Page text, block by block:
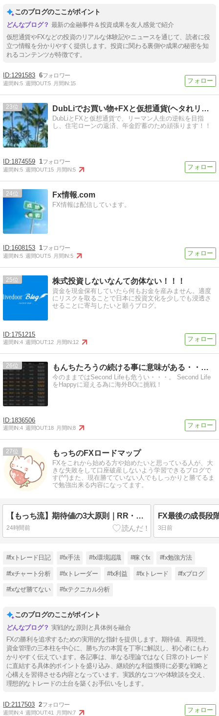
このブログのここがポイント
最新の金融事件＆投資成果を友人感覚で紹介
仮想通貨やFXなどの投資のリアルな体験記やニュースを通じて、読者に役
立つ情報を分かりやすく提供します。投資に関わる裏側や成果の秘密を知
れるコンテンツが特徴です。
1291583 6
週間IN:5 週間OUT:5 月間IN:15
23 DubLiでお買い物+FXと仮想通貨(ヘタれリーマン勝ち組へ
DubLiとFXと仮想通貨で、リーマン人生の逆転を目指
し、住宅ローンの返済、年金貯蓄のため頑張ります！！
1874559 1
週間IN:5 週間OUT:15 月間IN:5
24 Fx情報.com
FX情報は配信しています。
1608153 1
週間IN:5 週間OUT:5 月間IN:5
25 株式投資しないなんて勿体ない！！！
資金を現金保有していたら何もお金を産みません。適度
にリスクを取ることで日本に投資文化を少しでも浸透さ
せることに寄与したいと願うブログ。
1751215
週間IN:4 週間OUT:12 月間IN:12
26 もんちたろうの続ける事に意味がある・・・！
今のままではSecond Lifeも危うい・・・。 Second Life
をHappyに迎える為に海外BOに挑戦！
1836506
週間IN:4 週間OUT:18 月間IN:8
27 もっちのFXロードマップ
FXをこれから始める方や始めたいと思っている人が、大
きな失敗をして口座破産しないよう学習できるブログで
す(^^)また、現在勝てていない人でもしっかりと勝てるま
で勉強出来る内容になってます。
【もっち流】期待値の3大原則｜RR・エントリー精度・検証が勝率より重要な理由
24時間前 3日前
#fxトレード日記 #fx手法 #fx環境認識 #稼ぐfx #fx勉強方法
#fxチャート分析 #fxトレーダー #fx利益 #fxトレード #fxブログ
#fxなぜ勝てない #fxテクニカル分析
このブログのここがポイント
実戦的な原則と具体例を融合
FXの勝利を追求するための実用的な指針を提供します。期待値、再現性、
資金管理の三本柱を中心に、勝ち方の本質を丁寧に解説し、初心者にもわ
かりやすく伝えています。各記事は、単なる理論ではなく日常のトレード
に直結する具体的ポイントを盛り込み、継続的な利益獲得に必要な戦略と
心構えを習得させる内容となっています。実践的なコツや体験談を交え、
理想的なトレードの土台を築くお手伝いをします。
2117503 2
週間IN:4 週間OUT:41 月間IN:7